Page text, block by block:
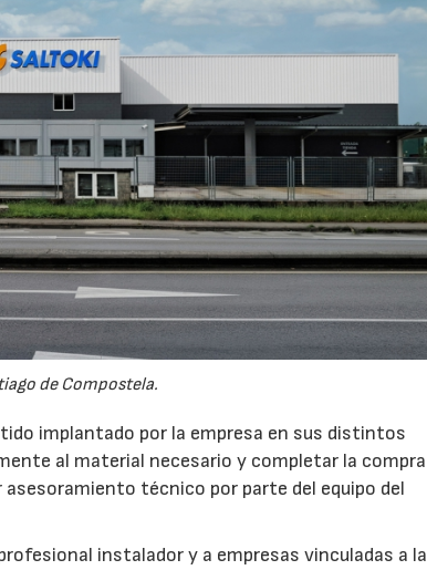
de Compostela.
implantado por la empresa en sus distintos
al material necesario y completar la compra
técnico por parte del equipo del
instalador y a empresas vinculadas a la